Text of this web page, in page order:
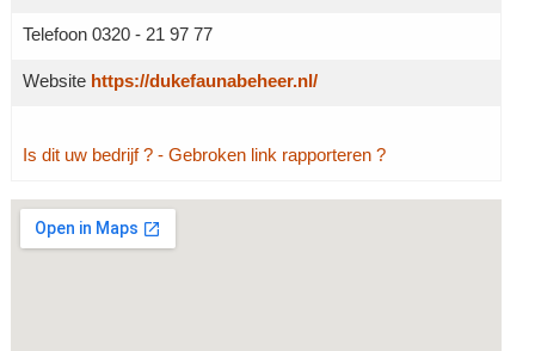
Telefoon 0320 - 21 97 77
Website https://dukefaunabeheer.nl/
Is dit uw bedrijf ? - Gebroken link rapporteren ?
Grotere kaart weergeven